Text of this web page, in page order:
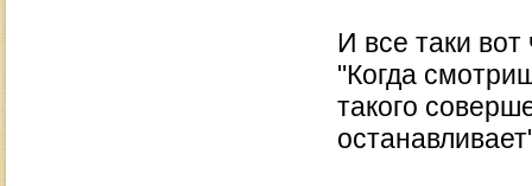
И все таки
"Когда
такого